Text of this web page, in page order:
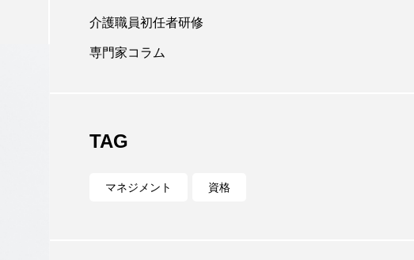
介護職員初任者研修
専門家コラム
TAG
マネジメント 資格